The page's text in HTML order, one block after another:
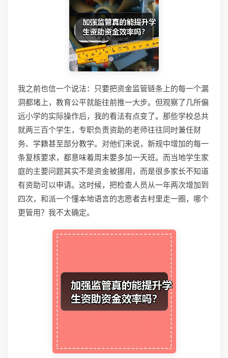
我之前也信一个说法：只要把资金监管链条上的每一个漏
洞都堵上，教育公平就能往前推一大步。但观察了几所偏
远小学的实际操作后，我的看法有点变了。那些学校总共
就两三百个学生，专职负责资助的老师往往同时兼任财
务、学籍甚至部分教学。对他们来说，新规中增加的每一
条复核要求，都意味着周末要多加一天班。而当地学生家
庭的主要问题其实不是资金被挪用，而是很多家长不知道
有资助可以申请。这时候，把检查人员从一年两次增加到
四次，和派一个懂本地语言的志愿者去村里走一圈，哪个
更管用？我不太确定。